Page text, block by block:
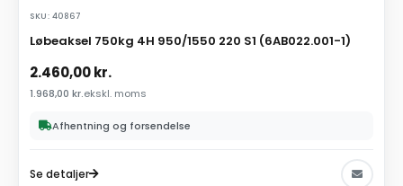
SKU: 40867
Løbeaksel 750kg 4H 950/1550 220 S1 (6AB022.001-1)
2.460,00kr.
1.968,00 kr.ekskl. moms
Afhentning og forsendelse
Se detaljer